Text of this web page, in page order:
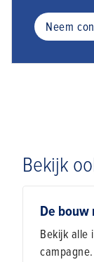
Neem
Bekijk
De bouw
Bekijk alle
campagne.